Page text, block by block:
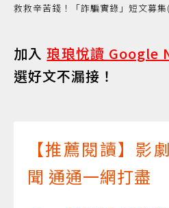
救救辛苦錢！「詐騙實錄」短文募
加入琅琅悅讀 Google
選好文不漏接！
【推薦閱讀】影
聞 通通一網打盡